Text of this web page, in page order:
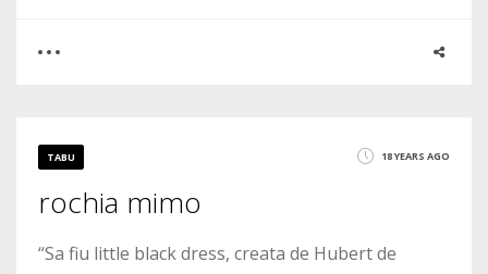
TABU 18 YEARS AGO
rochia mimo
“Sa fiu little black dress, creata de Hubert de